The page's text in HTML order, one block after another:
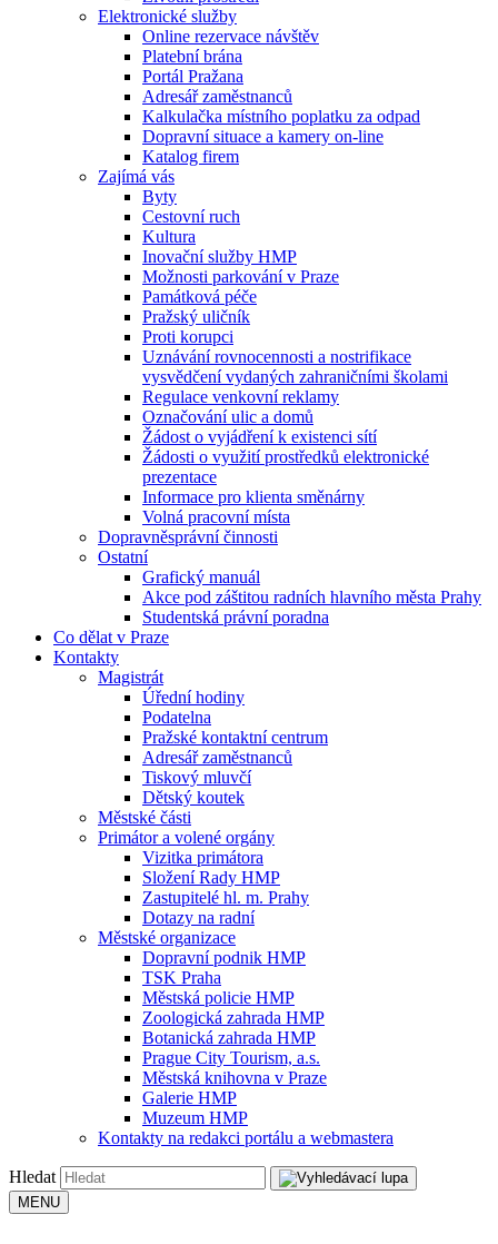
Elektronické služby
Online rezervace návštěv
Platební brána
Portál Pražana
Adresář zaměstnanců
Kalkulačka místního poplatku za odpad
Dopravní situace a kamery on-line
Katalog firem
Zajímá vás
Byty
Cestovní ruch
Kultura
Inovační služby HMP
Možnosti parkování v Praze
Památková péče
Pražský uličník
Proti korupci
Uznávání rovnocennosti a nostrifikace
vysvědčení vydaných zahraničními školami
Regulace venkovní reklamy
Označování ulic a domů
Žádost o vyjádření k existenci sítí
Žádosti o využití prostředků elektronické
prezentace
Informace pro klienta směnárny
Volná pracovní místa
Dopravněsprávní činnosti
Ostatní
Grafický manuál
Akce pod záštitou radních hlavního města Prahy
Studentská právní poradna
Co dělat v Praze
Kontakty
Magistrát
Úřední hodiny
Podatelna
Pražské kontaktní centrum
Adresář zaměstnanců
Tiskový mluvčí
Dětský koutek
Městské části
Primátor a volené orgány
Vizitka primátora
Složení Rady HMP
Zastupitelé hl. m. Prahy
Dotazy na radní
Městské organizace
Dopravní podnik HMP
TSK Praha
Městská policie HMP
Zoologická zahrada HMP
Botanická zahrada HMP
Prague City Tourism, a.s.
Městská knihovna v Praze
Galerie HMP
Muzeum HMP
Kontakty na redakci portálu a webmastera
Hledat
MENU